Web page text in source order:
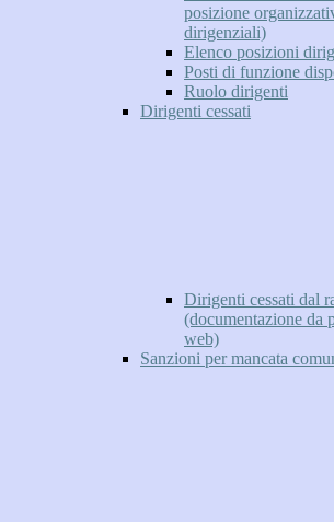
posizione
dirigenziali)
Elenco posizioni
Posti di funzione
Ruolo dirigenti
Dirigenti cessati
Dirigenti cessati dal
(documentazione da
web)
Sanzioni per mancata